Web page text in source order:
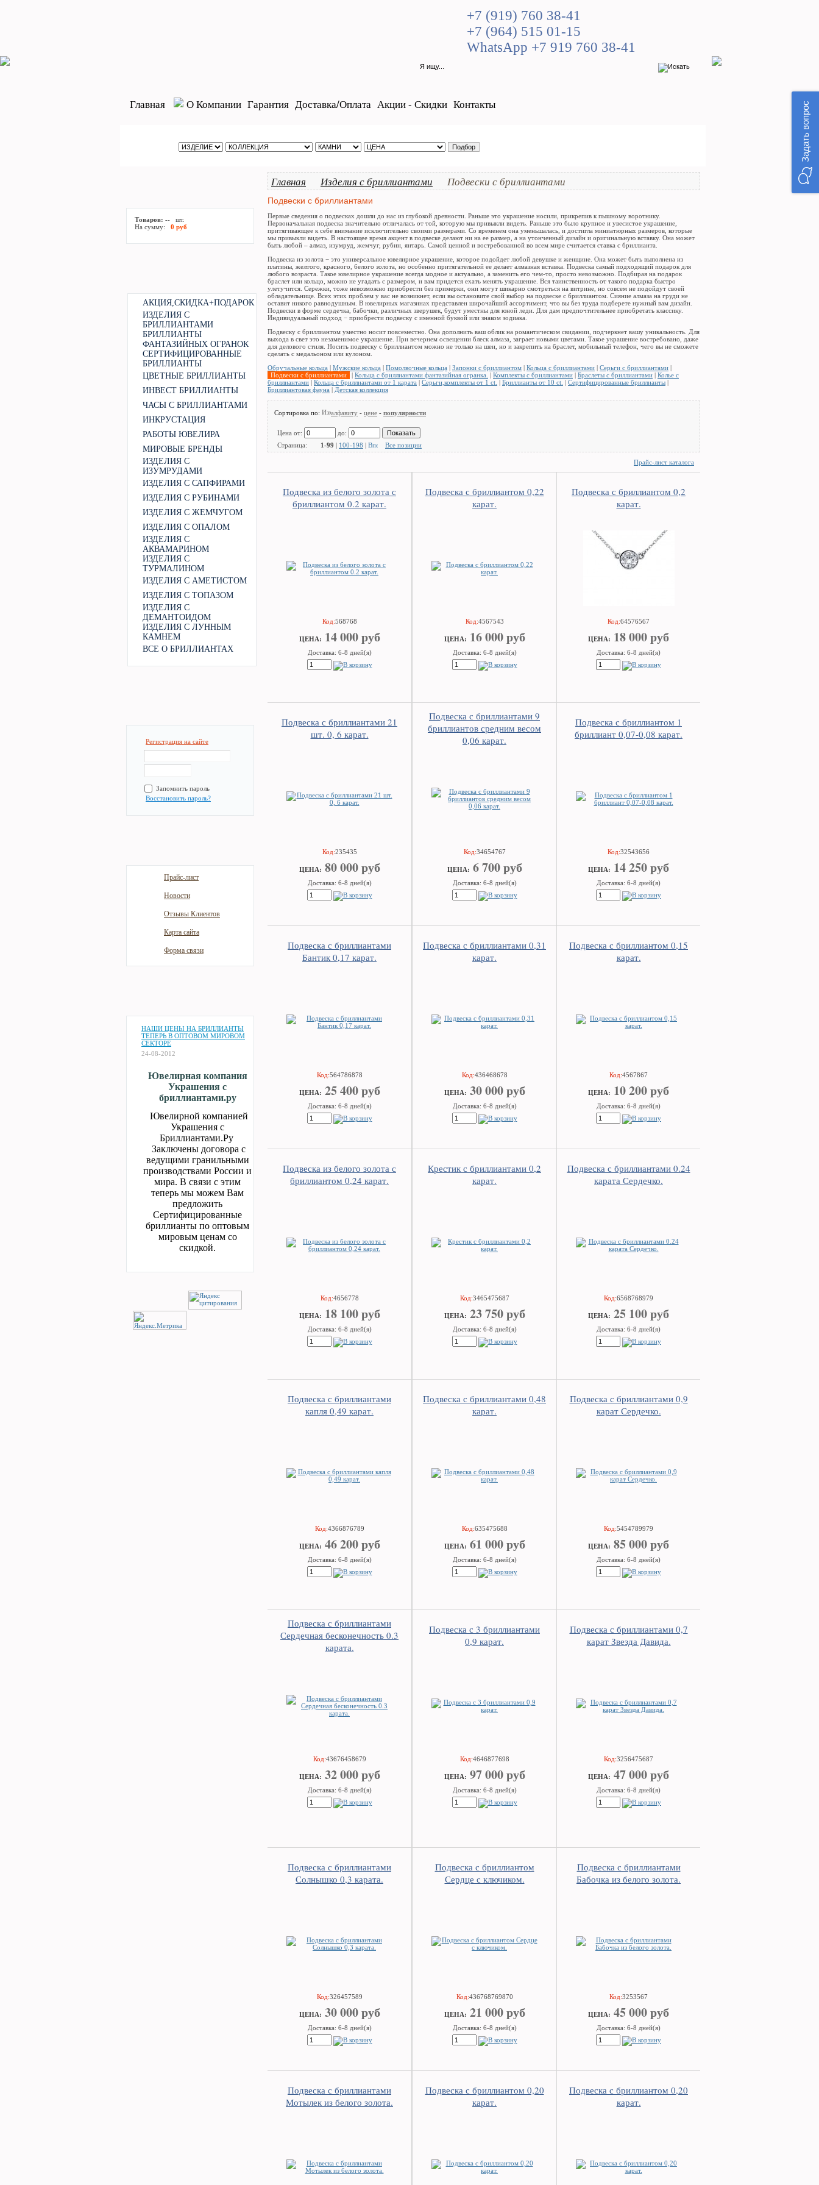
+7 (919) 760 38-41
+7 (964) 515 01-15
WhatsApp +7 919 760 38-41
Главная О Компании Гарантия Доставка/Оплата Акции - Скидки Контакты
Товаров: -- шт.
На сумму:
0 руб
АКЦИЯ,СКИДКА+ПОДАРОК
ИЗДЕЛИЯ С
БРИЛЛИАНТАМИ
БРИЛЛИАНТЫ
ФАНТАЗИЙНЫХ ОГРАНОК
СЕРТИФИЦИРОВАННЫЕ
БРИЛЛИАНТЫ
ЦВЕТНЫЕ БРИЛЛИАНТЫ
ИНВЕСТ БРИЛЛИАНТЫ
ЧАСЫ С БРИЛЛИАНТАМИ
ИНКРУСТАЦИЯ
РАБОТЫ ЮВЕЛИРА
МИРОВЫЕ БРЕНДЫ
ИЗДЕЛИЯ С
ИЗУМРУДАМИ
ИЗДЕЛИЯ С САПФИРАМИ
ИЗДЕЛИЯ С РУБИНАМИ
ИЗДЕЛИЯ С ЖЕМЧУГОМ
ИЗДЕЛИЯ С ОПАЛОМ
ИЗДЕЛИЯ С
АКВАМАРИНОМ
ИЗДЕЛИЯ С
ТУРМАЛИНОМ
ИЗДЕЛИЯ С АМЕТИСТОМ
ИЗДЕЛИЯ С ТОПАЗОМ
ИЗДЕЛИЯ С
ДЕМАНТОИДОМ
ИЗДЕЛИЯ С ЛУННЫМ
КАМНЕМ
ВСЕ О БРИЛЛИАНТАХ
Регистрация на сайте
Запомнить пароль
Восстановить пароль?
Прайс-лист
Новости
Отзывы Клиентов
Карта сайта
Форма связи
НАШИ ЦЕНЫ НА БРИЛЛИАНТЫ
ТЕПЕРЬ В ОПТОВОМ МИРОВОМ
СЕКТОРЕ
24-08-2012
Ювелирная компания
Украшения с
бриллиантами.ру
Ювелирной компанией
Украшения с
Бриллиантами.Ру
Заключены договора с
ведущими гранильными
производствами России и
мира. В связи с этим
теперь мы можем Вам
предложить
Сертифицированные
бриллианты по оптовым
мировым ценам со
скидкой.
Главная Изделия с бриллиантами Подвески с бриллиантами
Подвески с бриллиантами
Первые сведения о подвесках дошли до нас из глубокой древности. Раньше это украшение носили, прикрепив к пышному воротнику.
Первоначальная подвеска значительно отличалась от той, которую мы привыкли видеть. Раньше это было крупное и увесистое украшение,
притягивающее к себе внимание исключительно своими размерами. Со временем она уменьшалась, и достигла миниатюрных размеров, которые
мы привыкли видеть. В настоящее время акцент в подвеске делают ни на ее размер, а на утонченный дизайн и оригинальную вставку. Она может
быть любой – алмаз, изумруд, жемчуг, рубин, янтарь. Самой ценной и востребованной во всем мире считается ставка с бриллианта.
Подвеска из золота − это универсальное ювелирное украшение, которое подойдет любой девушке и женщине. Она может быть выполнена из
платины, желтого, красного, белого золота, но особенно притягательной ее делает алмазная вставка. Подвеска самый подходящий подарок для
любого возраста. Такое ювелирное украшение всегда модное и актуально, а заменить его чем-то, просто невозможно. Подбирая на подарок
браслет или кольцо, можно не угадать с размером, и вам придется ехать менять украшение. Вся таинственность от такого подарка быстро
улетучится. Сережки, тоже невозможно приобрести без примерки, они могут шикарно смотреться на витрине, но совсем не подойдут своей
обладательнице. Всех этих проблем у вас не возникнет, если вы остановите свой выбор на подвеске с бриллиантом. Сияние алмаза на груди не
оставит никого равнодушным. В ювелирных магазинах представлен широчайший ассортимент, что вы без труда подберете нужный вам дизайн.
Подвески в форме сердечка, бабочки, различных зверушек, будут уместны для юной леди. Для дам предпочтительнее приобретать классику.
Индивидуальный подход − приобрести подвеску с именной буквой или знаком зодиака.
Подвеску с бриллиантом уместно носит повсеместно. Она дополнить ваш облик на романтическом свидании, подчеркнет вашу уникальность. Для
выхода в свет это незаменимое украшение. При вечернем освещении блеск алмаза, заграет новыми цветами. Такое украшение востребовано, даже
для делового стиля. Носить подвеску с бриллиантом можно не только на шеи, но и закрепить на браслет, мобильный телефон, чего вы не сможете
сделать с медальоном или кулоном.
Обручальные кольца
Мужские кольца Помолвочные кольца Запонки с бриллиантом Кольца с бриллиантами Серьги с бриллиантами
Подвески с бриллиантами
Кольца с бриллиантами фантазийная огранка. Комплекты с бриллиантами Браслеты с бриллиантами
Колье с
бриллиантами
Кольца с бриллиантами от 1 карата Серьги,комплекты от 1 ct. Бриллианты от 10 ct. Сертифицированные бриллианты
Бриллиантовая фауна
Детская коллекция
Сортировка по: алфавиту - цене - популярности
Цена от:
до:
Страница:
1-99 100-198 Все позиции
Прайс-лист каталога
Подвеска из белого золота с
бриллиантом 0.2 карат.
Код:568768
ЦEHA: 14 000 руб
Доставка: 6-8 дней(я)
Подвеска с бриллиантом 0,22
карат.
Код:4567543
ЦEHA: 16 000 руб
Доставка: 6-8 дней(я)
Подвеска с бриллиантом 0,2
карат.
Код:64576567
ЦEHA: 18 000 руб
Доставка: 6-8 дней(я)
Подвеска с бриллиантами 21
шт. 0, 6 карат.
Код:235435
ЦEHA: 80 000 руб
Доставка: 6-8 дней(я)
Подвеска с бриллиантами 9
бриллиантов средним весом
0,06 карат.
Код:34654767
ЦEHA: 6 700 руб
Доставка: 6-8 дней(я)
Подвеска с бриллиантом 1
бриллиант 0,07-0,08 карат.
Код:32543656
ЦEHA: 14 250 руб
Доставка: 6-8 дней(я)
Подвеска с бриллиантами
Бантик 0,17 карат.
Код:564786878
ЦEHA: 25 400 руб
Доставка: 6-8 дней(я)
Подвеска с бриллиантами 0,31
карат.
Код:436468678
ЦEHA: 30 000 руб
Доставка: 6-8 дней(я)
Подвеска с бриллиантом 0,15
карат.
Код:4567867
ЦEHA: 10 200 руб
Доставка: 6-8 дней(я)
Подвеска из белого золота с
бриллиантом 0,24 карат.
Код:4656778
ЦEHA: 18 100 руб
Доставка: 6-8 дней(я)
Крестик с бриллиантами 0,2
карат.
Код:3465475687
ЦEHA: 23 750 руб
Доставка: 6-8 дней(я)
Подвеска с бриллиантами 0.24
карата Сердечко.
Код:6568768979
ЦEHA: 25 100 руб
Доставка: 6-8 дней(я)
Подвеска с бриллиантами
капля 0,49 карат.
Код:4366876789
ЦEHA: 46 200 руб
Доставка: 6-8 дней(я)
Подвеска с бриллиантами 0,48
карат.
Код:635475688
ЦEHA: 61 000 руб
Доставка: 6-8 дней(я)
Подвеска с бриллиантами 0,9
карат Сердечко.
Код:5454789979
ЦEHA: 85 000 руб
Доставка: 6-8 дней(я)
Подвеска с бриллиантами
Сердечная бесконечность 0.3
карата.
Код:43676458679
ЦEHA: 32 000 руб
Доставка: 6-8 дней(я)
Подвеска с 3 бриллиантами
0,9 карат.
Код:4646877698
ЦEHA: 97 000 руб
Доставка: 6-8 дней(я)
Подвеска с бриллиантами 0,7
карат Звезда Давида.
Код:3256475687
ЦEHA: 47 000 руб
Доставка: 6-8 дней(я)
Подвеска с бриллиантами
Солнышко 0,3 карата.
Код:326457589
ЦEHA: 30 000 руб
Доставка: 6-8 дней(я)
Подвеска с бриллиантом
Сердце с ключиком.
Код:436768769870
ЦEHA: 21 000 руб
Доставка: 6-8 дней(я)
Подвеска с бриллиантами
Бабочка из белого золота.
Код:3253567
ЦEHA: 45 000 руб
Доставка: 6-8 дней(я)
Подвеска с бриллиантами
Мотылек из белого золота.
Подвеска с бриллиантом 0,20
карат.
Подвеска с бриллиантом 0,20
карат.
Задать вопрос